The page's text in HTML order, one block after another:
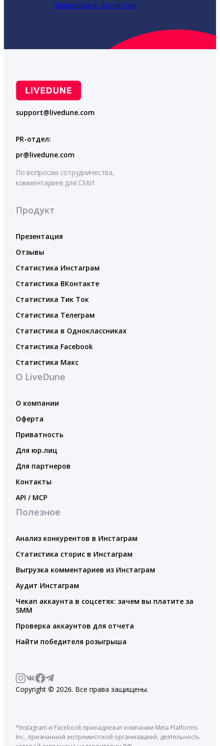
Попробовать бесплатно
support@livedune.com
PR-отдел:
pr@livedune.com
По вопросам сотрудничества,
комментариев для СМИ
Продукт
Презентация
Отзывы
Статистика Инстаграм
Статистика ВКонтакте
Статистика Тик Ток
Статистика Телеграм
Статистика в Одноклассниках
Статистика Facebook
Статистика Макс
О LiveDune
О компании
Оферта
Приватность
Для юр.лиц
Для партнеров
Контакты
API / MCP
Полезное
Анализ конкурентов в Инстаграм
Статистика сторис в Инстаграм
Выгрузка комментариев из Инстаграм
Аудит Инстаграм
Чекап аккаунта в соцсетях: зачем вы платите за
SMM
Проверка аккаунтов для отчета
Найти победителя розыгрыша
Copyright © 2026. Все права защищены.
*Instagram и Facebook принадлежат компании Meta Platforms
Inc., признанной экстремистской организацией, деятельность